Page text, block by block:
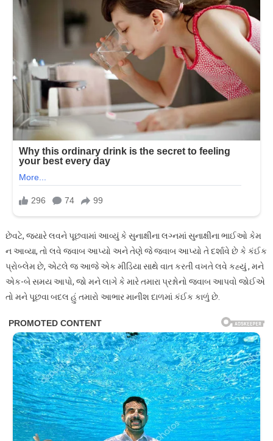
છેવટે, જ્યારે લવને પૂછવામાં આવ્યું કે સુનાક્ષીના લગ્નમાં સુનાક્ષીના ભાઈઓ કેમ
ન આવ્યા, તો લવે જવાબ આપ્યો અને તેણે જે જવાબ આપ્યો તે દર્શાવે છે કે કંઈક
પ્રોબ્લેમ છે, એટલે જ આજે એક મીડિયા સાથે વાત કરતી વખતે લવે કહ્યું , મને
એક-બે સમય આપો, જો મને લાગે કે મારે તમારા પ્રશ્નોનો જવાબ આપવો જોઈએ
તો મને પૂછવા બદલ હું તમારો આભાર માનીશ દાળમાં કંઈક કાળું છે.